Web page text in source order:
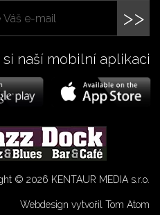
>>
si naší mobilní aplikaci
© 2026 KENTAUR MEDIA s.r.o.
Webdesign vytvořil Tom Atom